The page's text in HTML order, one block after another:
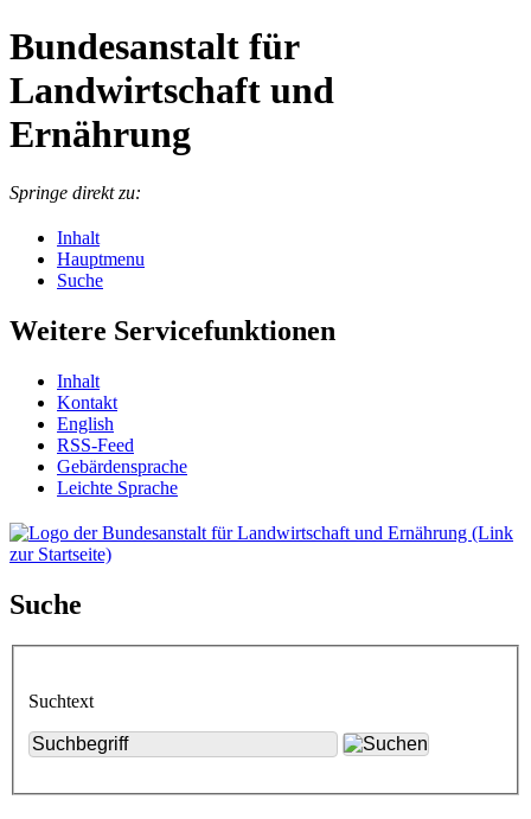
Bundesanstalt für
Landwirtschaft und
Ernährung
Springe direkt zu:
Inhalt
Hauptmenu
Suche
Weitere Servicefunktionen
In­halt
Kon­takt
English
RSS-Feed
Ge­bär­den­spra­che
Leich­te Spra­che
Suche
Suchtext